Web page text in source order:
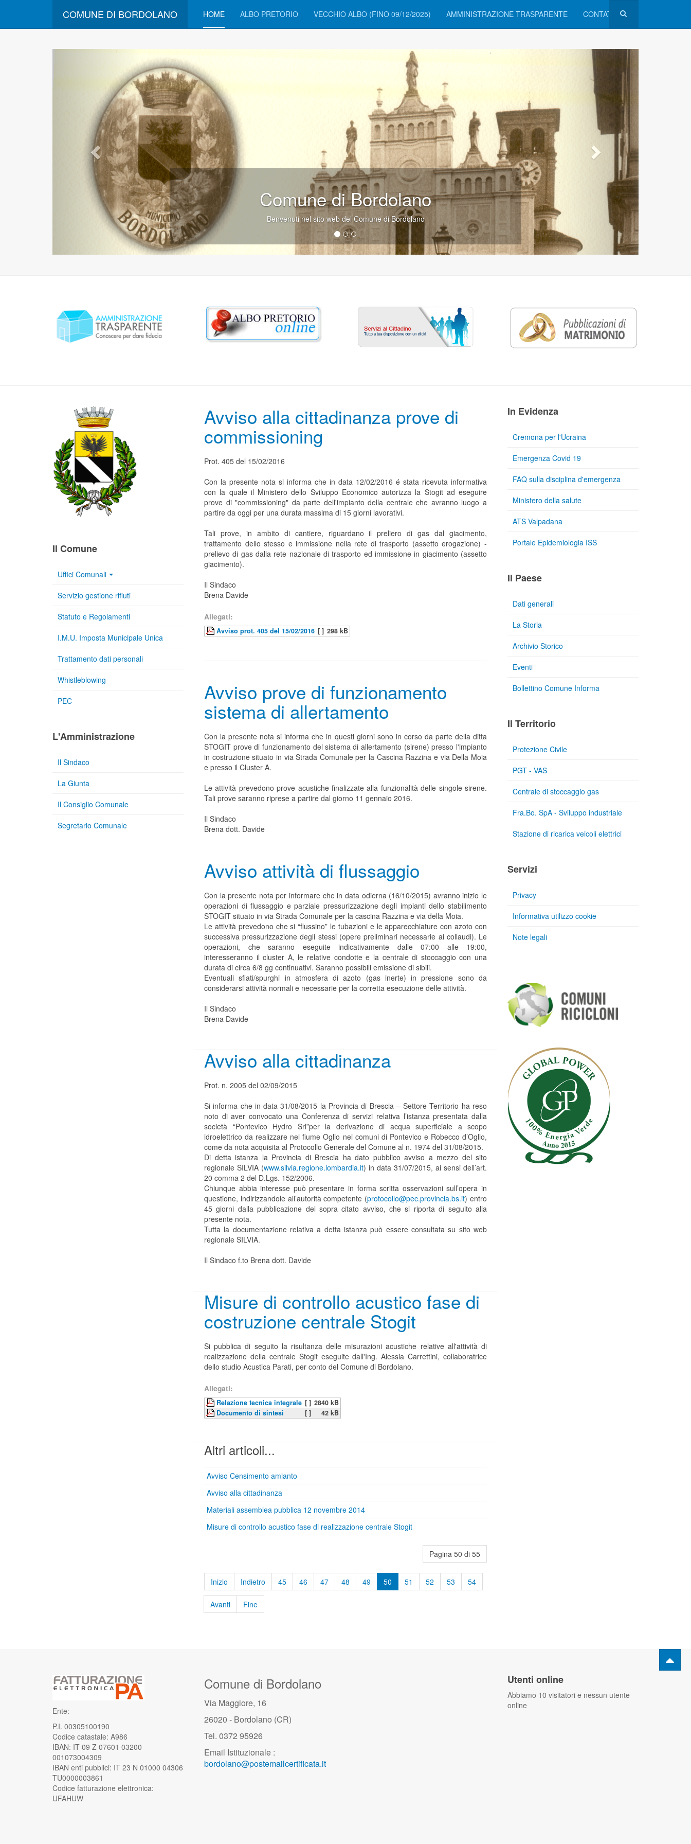
COMUNE DI BORDOLANO HOME ALBO PRETORIO VECCHIO ALBO (FINO 09/12/2025) AMMINISTRAZIONE TRASPARENTE CONTATTI
Comune di Bordolano
Benvenuti nel sito web del Comune di Bordolano
Avviso alla cittadinanza prove di
commissioning
Prot. 405 del 15/02/2016
Con la presente nota si informa che in data 12/02/2016 é stata ricevuta informativa
con la quale il Ministero dello Sviluppo Economico autorizza la Stogit ad eseguire
prove di "commissioning" da parte dell'impianto della centrale che avranno luogo a
partire da oggi per una durata massima di 15 giorni lavorativi.
Tali prove, in ambito di cantiere, riguardano il preliero di gas dal giacimento,
trattamento dello stesso e immissione nella rete di trasporto (assetto erogazione) -
prelievo di gas dalla rete nazionale di trasporto ed immissione in giacimento (assetto
giacimento).
Il Sindaco
Brena Davide
Allegati:
Avviso prot. 405 del 15/02/2016 [ ] 298 kB
Avviso prove di funzionamento
sistema di allertamento
Con la presente nota si informa che in questi giorni sono in corso da parte della ditta
STOGIT prove di funzionamento del sistema di allertamento (sirene) presso l'impianto
in costruzione situato in via Strada Comunale per la Cascina Razzina e via Della Moia
e presso il Cluster A.
Le attività prevedono prove acustiche finalizzate alla funzionalità delle singole sirene.
Tali prove saranno riprese a partire dal giorno 11 gennaio 2016.
Il Sindaco
Brena dott. Davide
Avviso attività di flussaggio
Con la presente nota per informare che in data odierna (16/10/2015) avranno inizio le
operazioni di flussaggio e parziale pressurizzazione degli impianti dello stabilimento
STOGIT situato in via Strada Comunale per la cascina Razzina e via della Moia.
Le attività prevedono che si “flussino” le tubazioni e le apparecchiature con azoto con
successiva pressurizzazione degli stessi (opere preliminari necessarie ai collaudi). Le
operazioni, che saranno eseguite indicativamente dalle 07:00 alle 19:00,
interesseranno il cluster A, le relative condotte e la centrale di stoccaggio con una
durata di circa 6/8 gg continuativi. Saranno possibili emissione di sibili.
Eventuali sfiati/spurghi in atmosfera di azoto (gas inerte) in pressione sono da
considerarsi attività normali e necessarie per la corretta esecuzione delle attività.
Il Sindaco
Brena Davide
Avviso alla cittadinanza
Prot. n. 2005 del 02/09/2015
Si informa che in data 31/08/2015 la Provincia di Brescia – Settore Territorio ha reso
noto di aver convocato una Conferenza di servizi relativa l’istanza presentata dalla
società “Pontevico Hydro Srl”per la derivazione di acqua superficiale a scopo
idroelettrico da realizzare nel fiume Oglio nei comuni di Pontevico e Robecco d’Oglio,
come da nota acquisita al Protocollo Generale del Comune al n. 1974 del 31/08/2015.
Di detta istanza la Provincia di Brescia ha dato pubblico avviso a mezzo del sito
regionale SILVIA (www.silvia.regione.lombardia.it) in data 31/07/2015, ai sensi dell’art.
20 comma 2 del D.Lgs. 152/2006.
Chiunque abbia interesse può presentare in forma scritta osservazioni sull’opera in
questione, indirizzandole all’autorità competente (protocollo@pec.provincia.bs.it) entro
45 giorni dalla pubblicazione del sopra citato avviso, che si riporta di seguito alla
presente nota.
Tutta la documentazione relativa a detta istanza può essere consultata su sito web
regionale SILVIA.
Il Sindaco f.to Brena dott. Davide
Misure di controllo acustico fase di
costruzione centrale Stogit
Si pubblica di seguito la risultanza delle misurazioni acustiche relative all'attività di
realizzazione della centrale Stogit eseguite dall'Ing. Alessia Carrettini, collaboratrice
dello studio Acustica Parati, per conto del Comune di Bordolano.
Allegati:
Relazione tecnica integrale [ ] 2840 kB
Documento di sintesi
[ ] 42 kB
Altri articoli...
Avviso Censimento amianto
Avviso alla cittadinanza
Materiali assemblea pubblica 12 novembre 2014
Misure di controllo acustico fase di realizzazione centrale Stogit
Pagina 50 di 55
Inizio Indietro 45 46 47 48 49 50 51 52 53 54
Avanti Fine
Il Comune
Uffici Comunali
Servizio gestione rifiuti
Statuto e Regolamenti
I.M.U. Imposta Municipale Unica
Trattamento dati personali
Whistleblowing
PEC
L'Amministrazione
Il Sindaco
La Giunta
Il Consiglio Comunale
Segretario Comunale
In Evidenza
Cremona per l'Ucraina
Emergenza Covid 19
FAQ sulla disciplina d'emergenza
Ministero della salute
ATS Valpadana
Portale Epidemiologia ISS
Il Paese
Dati generali
La Storia
Archivio Storico
Eventi
Bollettino Comune Informa
Il Territorio
Protezione Civile
PGT - VAS
Centrale di stoccaggio gas
Fra.Bo. SpA - Sviluppo industriale
Stazione di ricarica veicoli elettrici
Servizi
Privacy
Informativa utilizzo cookie
Note legali
Ente:
P.I. 00305100190
Codice catastale: A986
IBAN: IT 09 Z 07601 03200
001073004309
IBAN enti pubblici: IT 23 N 01000 04306
TU0000003861
Codice fatturazione elettronica:
UFAHUW
Comune di Bordolano
Via Maggiore, 16
26020 - Bordolano (CR)
Tel. 0372 95926
Email Istituzionale :
bordolano@postemailcertificata.it
Utenti online
Abbiamo 10 visitatori e nessun utente
online